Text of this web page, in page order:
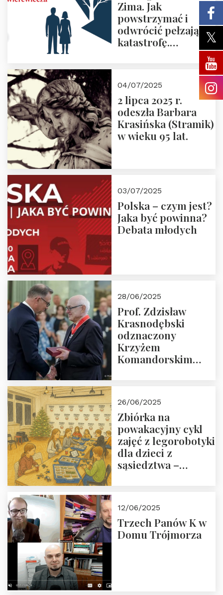
Zima. Jak
powstrzymać i
odwrócić pełzającą
katastrofę.
pierwsze spotkanie
Nowego
Ćwierćwiecza”
04/07/2025
2 lipca 2025 r.
odeszła Barbara
Krasińska (Stramik)
w wieku 95 lat.
03/07/2025
Polska – czym jest?
Jaka być powinna?
Debata młodych
28/06/2025
Prof. Zdzisław
Krasnodębski
odznaczony
Krzyżem
Komandorskim
26/06/2025
Zbiórka na
powakacyjny cykl
zajęć z legorobotyki
dla dzieci z
sąsiedztwa –
Fundacji
12/06/2025
Trzech Panów K w
Domu Trójmorza